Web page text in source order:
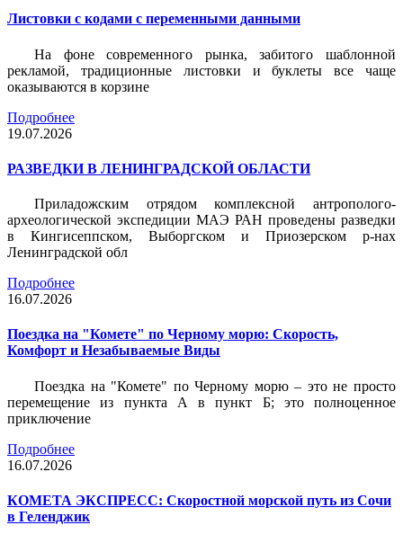
Листовки c кодами с переменными данными
На фоне современного рынка, забитого шаблонной
рекламой, традиционные листовки и буклеты все чаще
оказываются в корзине
Подробнее
19.07.2026
РАЗВЕДКИ В ЛЕНИНГРАДСКОЙ ОБЛАСТИ
Приладожским отрядом комплексной антрополого-
археологической экспедиции МАЭ РАН проведены разведки
в Кингисеппском, Выборгском и Приозерском р-нах
Ленинградской обл
Подробнее
16.07.2026
Поездка на "Комете" по Черному морю: Скорость,
Комфорт и Незабываемые Виды
Поездка на "Комете" по Черному морю – это не просто
перемещение из пункта А в пункт Б; это полноценное
приключение
Подробнее
16.07.2026
КОМЕТА ЭКСПРЕСС: Скоростной морской путь из Сочи
в Геленджик